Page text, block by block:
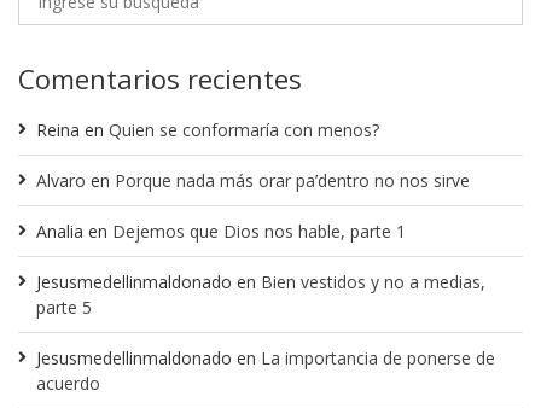
Comentarios recientes
Reina en Quien se conformaría con menos?
Alvaro en Porque nada más orar pa’dentro no nos sirve
Analia en Dejemos que Dios nos hable, parte 1
Jesusmedellinmaldonado en Bien vestidos y no a medias,
parte 5
Jesusmedellinmaldonado en La importancia de ponerse de
acuerdo